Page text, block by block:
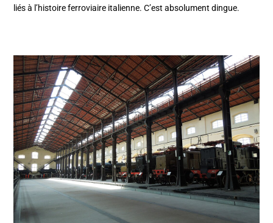
liés à l’histoire ferroviaire italienne. C’est absolument dingue.